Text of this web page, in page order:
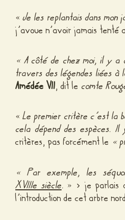
« Je les replantais dans mon
j’avoue n’avoir jamais tenté
« A côté de chez moi, il y a
travers des légendes liées
Amédée VII, dit le comte
« Le premier critère c’est la
cela dépend des
critères, pas forcément le «
« Par exemple, les
XVIIIe siècle. » > je parlais
l’introduction de cet arbre